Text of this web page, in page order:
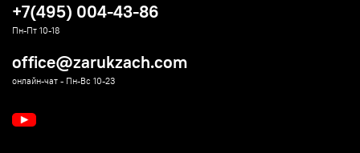
+7(495) 004-43-86
Пн-Пт 10-18
office@zarukzach.com
онлайн-чат - Пн-Вс 10-23